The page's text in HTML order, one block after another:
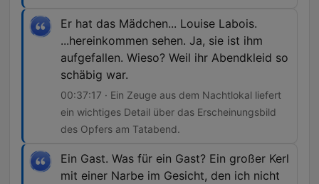
Er hat das Mädchen... Louise Labois.
...hereinkommen sehen. Ja, sie ist ihm
aufgefallen. Wieso? Weil ihr Abendkleid so
schäbig war.
00:37:17 · Ein Zeuge aus dem Nachtlokal liefert
ein wichtiges Detail über das Erscheinungsbild
des Opfers am Tatabend.
Ein Gast. Was für ein Gast? Ein großer Kerl
mit einer Narbe im Gesicht, den ich nicht